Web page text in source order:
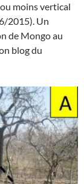
moins vertical
2015). Un
de Mongo au
blog du